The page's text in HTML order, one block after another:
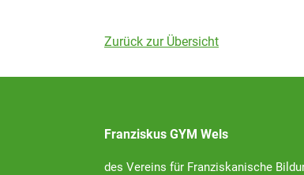
Zurück zur Übersicht
Franziskus GYM Wels
des Vereins für Franziskanische